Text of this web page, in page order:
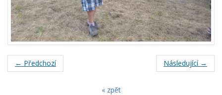
← Předchozí Následující →
« zpět